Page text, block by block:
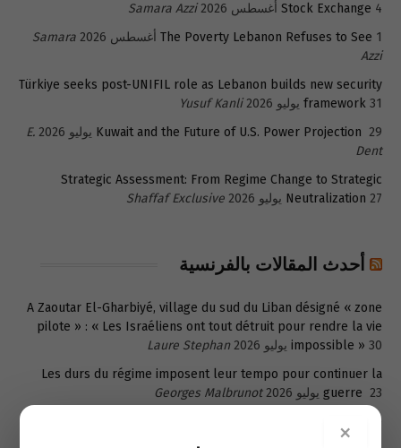
Stock Exchange 4 أغسطس 2026
Samara Azzi
The Poverty Lebanon Refuses to See 1 أغسطس 2026
Samara
Azzi
Türkiye seeks post-UNIFIL role as Lebanon builds new security
framework 31 يوليو 2026
Yusuf Kanli
Kuwait and the Future of U.S. Power Projection 29 يوليو 2026
E.
Dent
Strategic Assessment: From Regime Change to Strategic
Neutralization 27 يوليو 2026 Shaffaf Exclusive
أحدث المقالات بالفرنسية
A Zaoutar El-Gharbiyé, village du sud du Liban désigné « zone
pilote » : « Les Israéliens ont tout détruit pour rendre la vie
impossible » 30 يوليو 2026
Laure Stephan
Les durs du régime imposent leur tempo pour continuer la
guerre 23 يوليو 2026
Georges Malbrunot
Disparus du Sud-Liban «Si cela dure encore, mon cœur ne
tiendra pas»
×